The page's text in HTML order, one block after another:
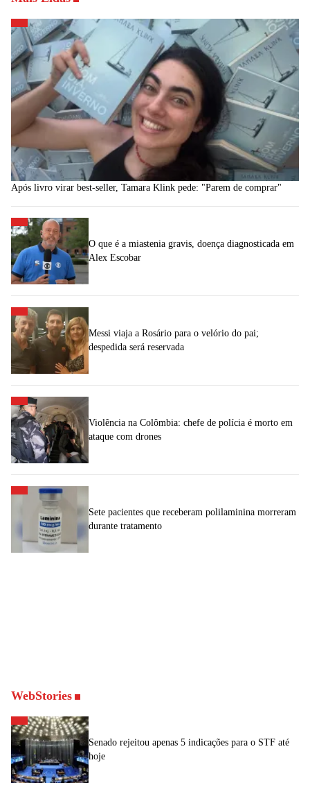
Após livro virar best-seller, Tamara Klink pede: "Parem de comprar"
O que é a miastenia gravis, doença diagnosticada em
Alex Escobar
Messi viaja a Rosário para o velório do pai;
despedida será reservada
Violência na Colômbia: chefe de polícia é morto em
ataque com drones
Sete pacientes que receberam polilaminina morreram
durante tratamento
WebStories
Senado rejeitou apenas 5 indicações para o STF até
hoje